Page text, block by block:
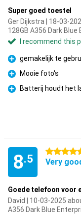
Super goed toestel
Ger Dijkstra | 18-03-
128GB A356 Dark
I recommend this
Pro
gemakelijk te
Pro
Mooie foto's
Pro
Batterij houdt het
8.5
4.5 stars
Very
Goede telefoon voor
David | 10-03-2025
A356 Dark Blue